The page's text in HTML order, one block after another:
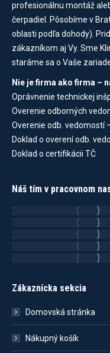
profesionálnu montáž
čerpadiel. Pôsobíme v
oblasti podľa dohody).
zákazníkom aj Vy. Sme
staráme sa o Vaše
Nie je firma ako firma –
Oprávnenie technickej
Overenie odborných
Overenie odb. vedomostí
Doklad o overení odb.
Doklad o certifikácii TČ
Náš tím v pracovnom
Zákaznícka sekcia
Domovská stránka
Nákupný košík